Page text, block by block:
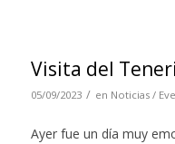
Visita del
05/09/2023 / en Noticias /
Ayer fue un día muy